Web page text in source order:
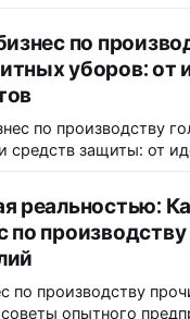
по
уборов: от
по производству
средств защиты: от
реальностью:
по
по производству
опытного